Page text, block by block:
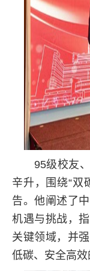
95级校友
辛升，围绕“双
告。他阐述了
机遇与挑战，
关键领域，并
低碳、安全高效